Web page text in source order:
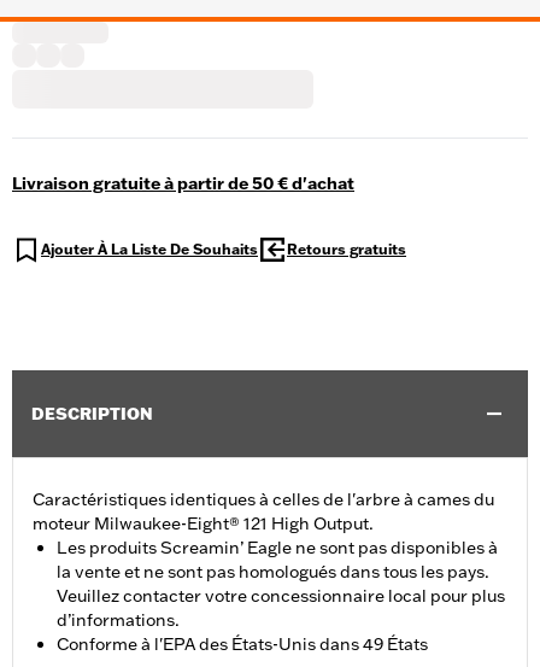
Livraison gratuite à partir de 50 € d'achat
Ajouter À La Liste De Souhaits Retours gratuits
DESCRIPTION
Caractéristiques identiques à celles de l'arbre à cames du
moteur Milwaukee-Eight® 121 High Output.
Les produits Screamin’ Eagle ne sont pas disponibles à
la vente et ne sont pas homologués dans tous les pays.
Veuillez contacter votre concessionnaire local pour plus
d’informations.
Conforme à l'EPA des États-Unis dans 49 États